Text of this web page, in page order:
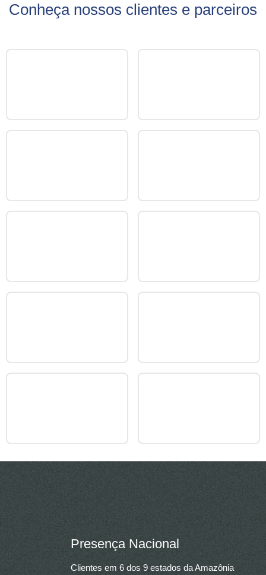
Conheça nossos clientes e parceiros
Presença Nacional
Clientes em 6 dos 9 estados da Amazônia